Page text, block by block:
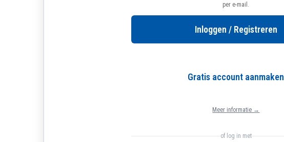
per e-mail.
Inloggen / Registreren
Gratis account aanmaken
Meer informatie →
of log in met